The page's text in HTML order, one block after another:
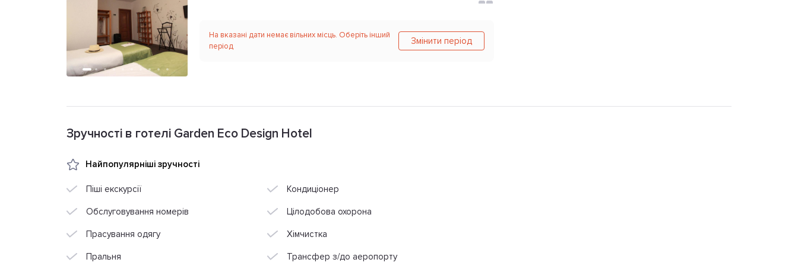
На вказані дати немає вільних місць. Оберіть інший
період
Змінити період
Зручності в готелі Garden Eco Design Hotel
Найпопулярніші зручності
Піші екскурсії Кондиціонер
Обслуговування номерів Цілодобова охорона
Прасування одягу Хімчистка
Пральня Трансфер з/до аеропорту